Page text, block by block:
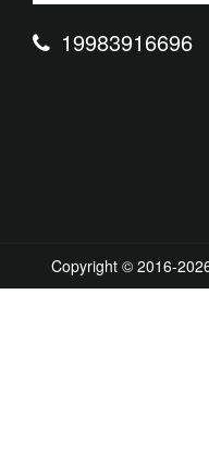
19983916696
Copyright © 2016-